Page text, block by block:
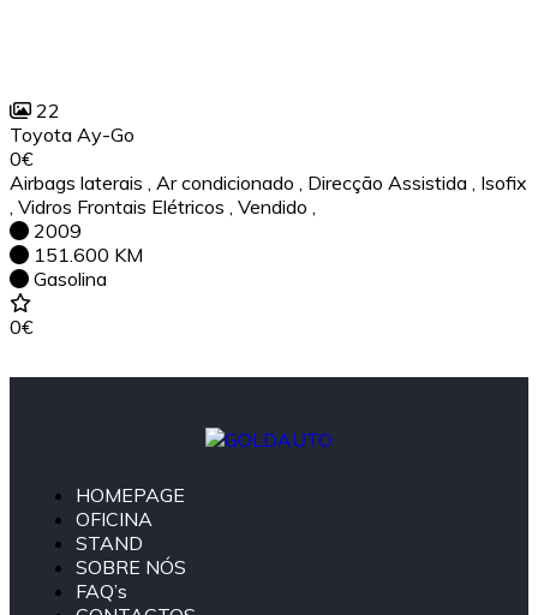
22
Toyota Ay-Go
0€
Airbags laterais , Ar condicionado , Direcção Assistida , Isofix
, Vidros Frontais Elétricos , Vendido ,
2009
151.600 KM
Gasolina
0€
HOMEPAGE
OFICINA
STAND
SOBRE NÓS
FAQ’s